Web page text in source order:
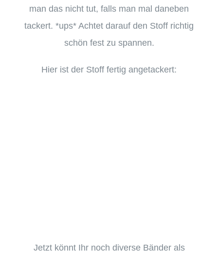
man das nicht tut, falls man mal daneben
tackert. *ups* Achtet darauf den Stoff richtig
schön fest zu spannen.
Hier ist der Stoff fertig angetackert:
Jetzt könnt Ihr noch diverse Bänder als